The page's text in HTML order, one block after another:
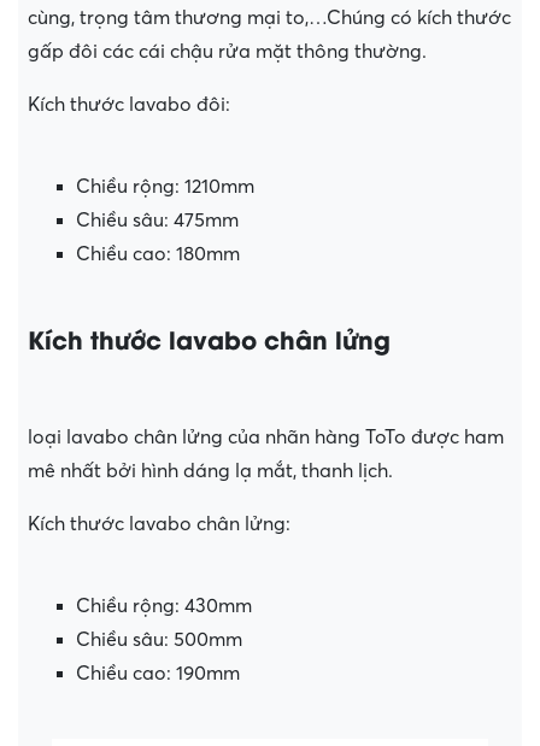
cùng, trọng tâm thương mại to,…Chúng có kích thước
gấp đôi các cái chậu rửa mặt thông thường.
Kích thước lavabo đôi:
Chiều rộng: 1210mm
Chiều sâu: 475mm
Chiều cao: 180mm
Kích thước lavabo chân lửng
loại lavabo chân lửng của nhãn hàng ToTo được ham
mê nhất bởi hình dáng lạ mắt, thanh lịch.
Kích thước lavabo chân lửng:
Chiều rộng: 430mm
Chiều sâu: 500mm
Chiều cao: 190mm